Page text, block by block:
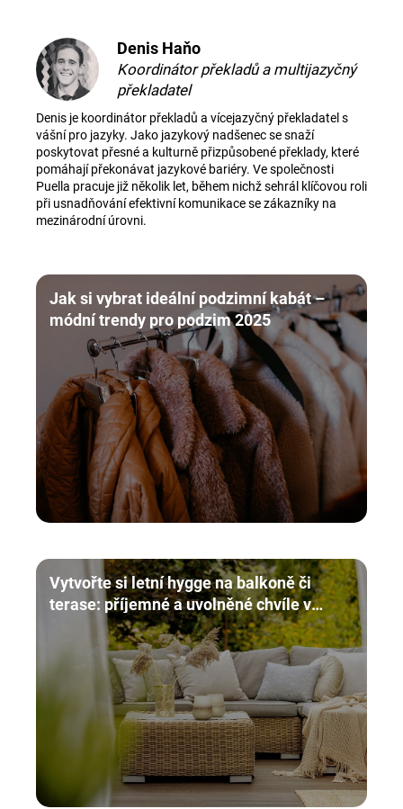
Denis Haňo
Koordinátor překladů a multijazyčný
překladatel
Denis je koordinátor překladů a vícejazyčný překladatel s
vášní pro jazyky. Jako jazykový nadšenec se snaží
poskytovat přesné a kulturně přizpůsobené překlady, které
pomáhají překonávat jazykové bariéry. Ve společnosti
Puella pracuje již několik let, během nichž sehrál klíčovou roli
při usnadňování efektivní komunikace se zákazníky na
mezinárodní úrovni.
Jak si vybrat ideální podzimní kabát –
módní trendy pro podzim 2025
Vytvořte si letní hygge na balkoně či
terase: příjemné a uvolněné chvíle v
pohodlí domova